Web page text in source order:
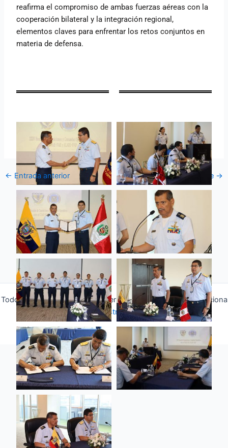
reafirma el compromiso de ambas fuerzas aéreas con la
cooperación bilateral y la integración regional,
elementos claves para enfrentar los retos conjuntos en
materia de defensa.
← Entrada anterior Entrada siguiente →
Todos los derechos © 2026 Fuerza Aérea Ecuatoriana | Funciona
gracias aTema Astra para WordPress